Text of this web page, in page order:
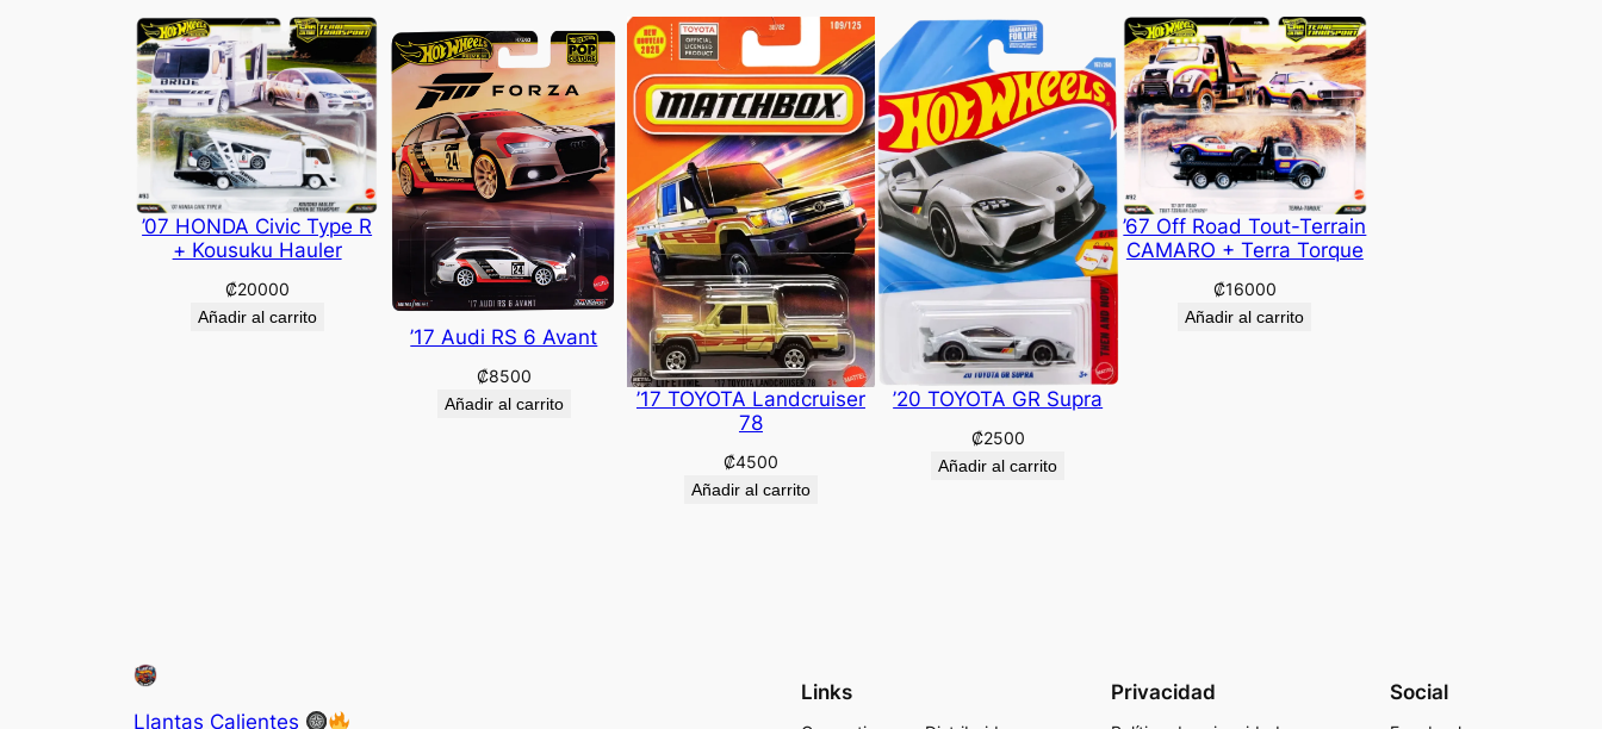
’07 HONDA Civic Type R
+ Kousuku Hauler
₡20000
Añadir al carrito
’17 Audi RS 6 Avant
₡8500
Añadir al carrito
’17 TOYOTA Landcruiser
78
₡4500
Añadir al carrito
’20 TOYOTA GR Supra
₡2500
Añadir al carrito
’67 Off Road Tout-Terrain
CAMARO + Terra Torque
₡16000
Añadir al carrito
Llantas Calientes
Links Privacidad Social